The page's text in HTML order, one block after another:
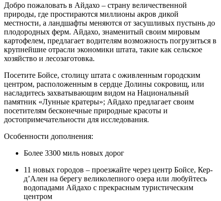
Добро пожаловать в Айдахо – страну величественной
природы, где простираются миллионы акров дикой
местности, а ландшафты меняются от засушливых пустынь до
плодородных ферм. Айдахо, знаменитый своим мировым
картофелем, предлагает водителям возможность погрузиться в
крупнейшие отрасли экономики штата, такие как сельское
хозяйство и лесозаготовка.
Посетите Бойсе, столицу штата с оживленным городским
центром, расположенным в сердце Долины сокровищ, или
насладитесь захватывающим видом на Национальный
памятник «Лунные кратеры»; Айдахо предлагает своим
посетителям бесконечные природные красоты и
достопримечательности для исследования.
Особенности дополнения:
Более 3300 миль новых дорог
11 новых городов – проезжайте через центр Бойсе, Кер-
д’Ален на берегу великолепного озера или любуйтесь
водопадами Айдахо с прекрасным туристическим
центром